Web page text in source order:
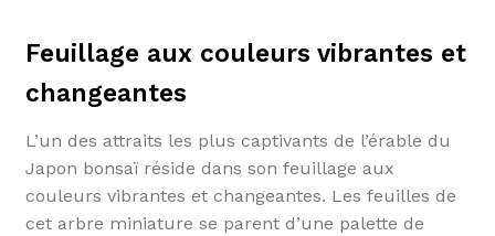
Feuillage aux couleurs vibrantes et
changeantes
L’un des attraits les plus captivants de l’érable du
Japon bonsaï réside dans son feuillage aux
couleurs vibrantes et changeantes. Les feuilles de
cet arbre miniature se parent d’une palette de